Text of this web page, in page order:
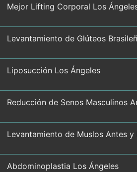
Mejor Lifting Corporal Los
Levantamiento de Glúteos
Liposucción Los Ángeles
Reducción de Senos Masculinos
Levantamiento de Muslos Antes y
Abdominoplastia Los Ángeles